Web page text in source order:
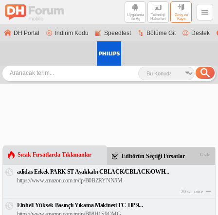
Uygulama
ile Aç
Teknoloji
Haberleri
Giriş ve
Kayıt
DH Portal İndirim Kodu Speedtest Bölüme Git Destek
Sıcak Fırsatlarda Tıklananlar Editörün Seçtiği Fırsatlar Gizle
adidas Erkek PARK ST Ayakkabı CBLACK/CBLACK/OWH...
https://www.amazon.com.tr/dp/B0BZRYNN5M
20 sa. önce
Einhell Yüksek Basınçlı Yıkama Makinesi TC-HP 9...